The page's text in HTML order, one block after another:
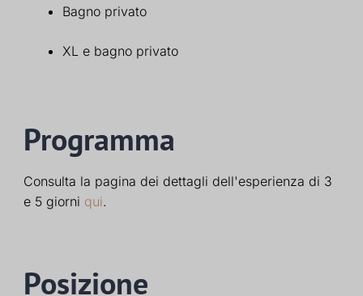
Bagno privato
XL e bagno privato
Programma
Consulta la pagina dei dettagli dell'esperienza di 3
e 5 giorni qui.
Posizione